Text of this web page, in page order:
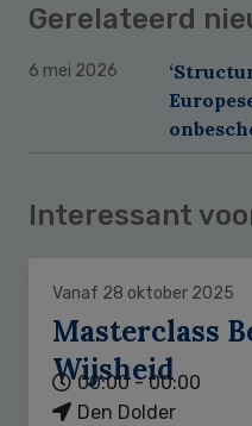
Gerelateerd
6 mei 2026
Interessant
Vanaf 28 oktober 2025
Masterclass
Wijsheid
00:00 - 00:00
Den Dolder